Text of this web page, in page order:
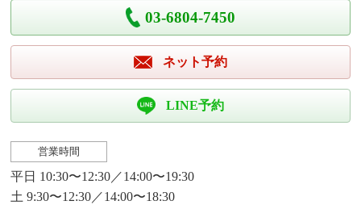
03-6804-7450
ネット予約
LINE予約
営業時間
平日 10:30〜12:30／14:00〜19:30
土 9:30〜12:30／14:00〜18:30